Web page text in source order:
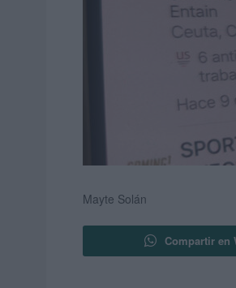
Mayte Solán
Compartir en